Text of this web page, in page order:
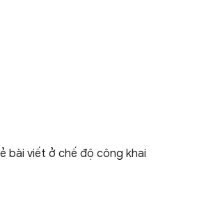
bài viết ở chế độ công khai